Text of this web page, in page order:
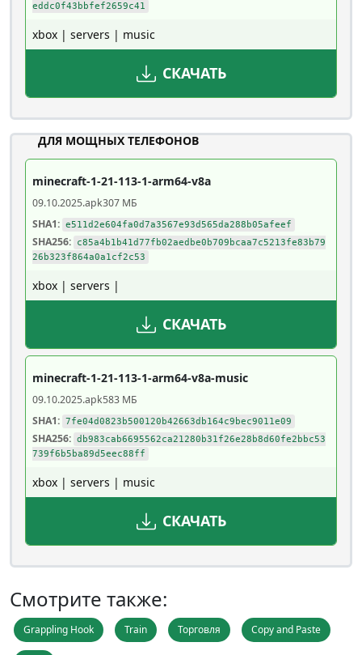
eddc0f43bbfef2659c41
xbox | servers | music
СКАЧАТЬ
ДЛЯ МОЩНЫХ ТЕЛЕФОНОВ
minecraft-1-21-113-1-arm64-v8a
09.10.2025.apk307 МБ
SHA1: e511d2e604fa0d7a3567e93d565da288b05afeef
SHA256:
c85a4b1b41d77fb02aedbe0b709bcaa7c5213fe83b79
26b323f864a0a1cf2c53
xbox | servers |
СКАЧАТЬ
minecraft-1-21-113-1-arm64-v8a-music
09.10.2025.apk583 МБ
SHA1: 7fe04d0823b500120b42663db164c9bec9011e09
SHA256: db983cab6695562ca21280b31f26e28b8d60fe2bbc53
739f6b5ba89d5eec88ff
xbox | servers | music
СКАЧАТЬ
Смотрите также:
Grappling Hook Train Торговля Copy and Paste